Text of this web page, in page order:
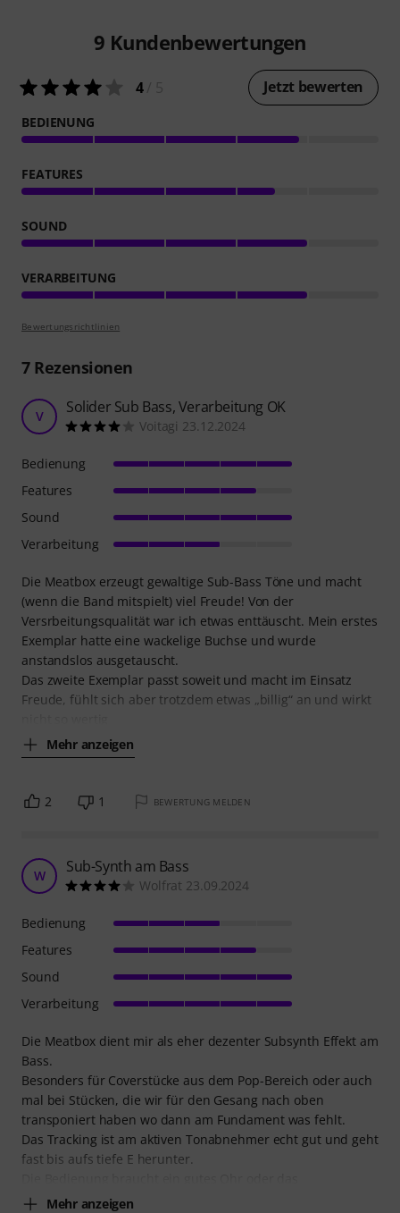
9 Kundenbewertungen
4/ 5 Jetzt bewerten
BEDIENUNG
FEATURES
SOUND
VERARBEITUNG
Bewertungsrichtlinien
7Rezensionen
V Solider Sub Bass, Verarbeitung OK
Voitagi 23.12.2024
Die Meatbox erzeugt gewaltige Sub-Bass Töne und macht
(wenn die Band mitspielt) viel Freude! Von der
Versrbeitungsqualität war ich etwas enttäuscht. Mein erstes
Exemplar hatte eine wackelige Buchse und wurde
anstandslos ausgetauscht.
Das zweite Exemplar passt soweit und macht im Einsatz
Freude, fühlt sich aber trotzdem etwas „billig“ an und wirkt
Mehr anzeigen
Bedienung
Features
Sound
Verarbeitung
2 1 BEWERTUNG MELDEN
W Sub-Synth am Bass
Wolfrat 23.09.2024
Die Meatbox dient mir als eher dezenter Subsynth Effekt am
Bass.
Besonders für Coverstücke aus dem Pop-Bereich oder auch
mal bei Stücken, die wir für den Gesang nach oben
transponiert haben wo dann am Fundament was fehlt.
Das Tracking ist am aktiven Tonabnehmer echt gut und geht
fast bis aufs tiefe E herunter.
Mehr anzeigen
Bedienung
Features
Sound
Verarbeitung